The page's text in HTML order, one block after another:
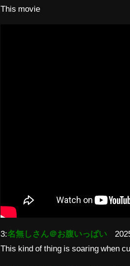
This movie
3:名無しさん＠お腹いっぱい
This kind of thing is soaring when